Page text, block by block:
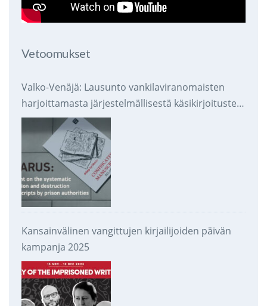
Vetoomukset
Valko-Venäjä: Lausunto vankilaviranomaisten
harjoittamasta järjestelmällisestä käsikirjoitusten
takavarikoinnista ja tuhoamisesta
Kansainvälinen vangittujen kirjailijoiden päivän
kampanja 2025